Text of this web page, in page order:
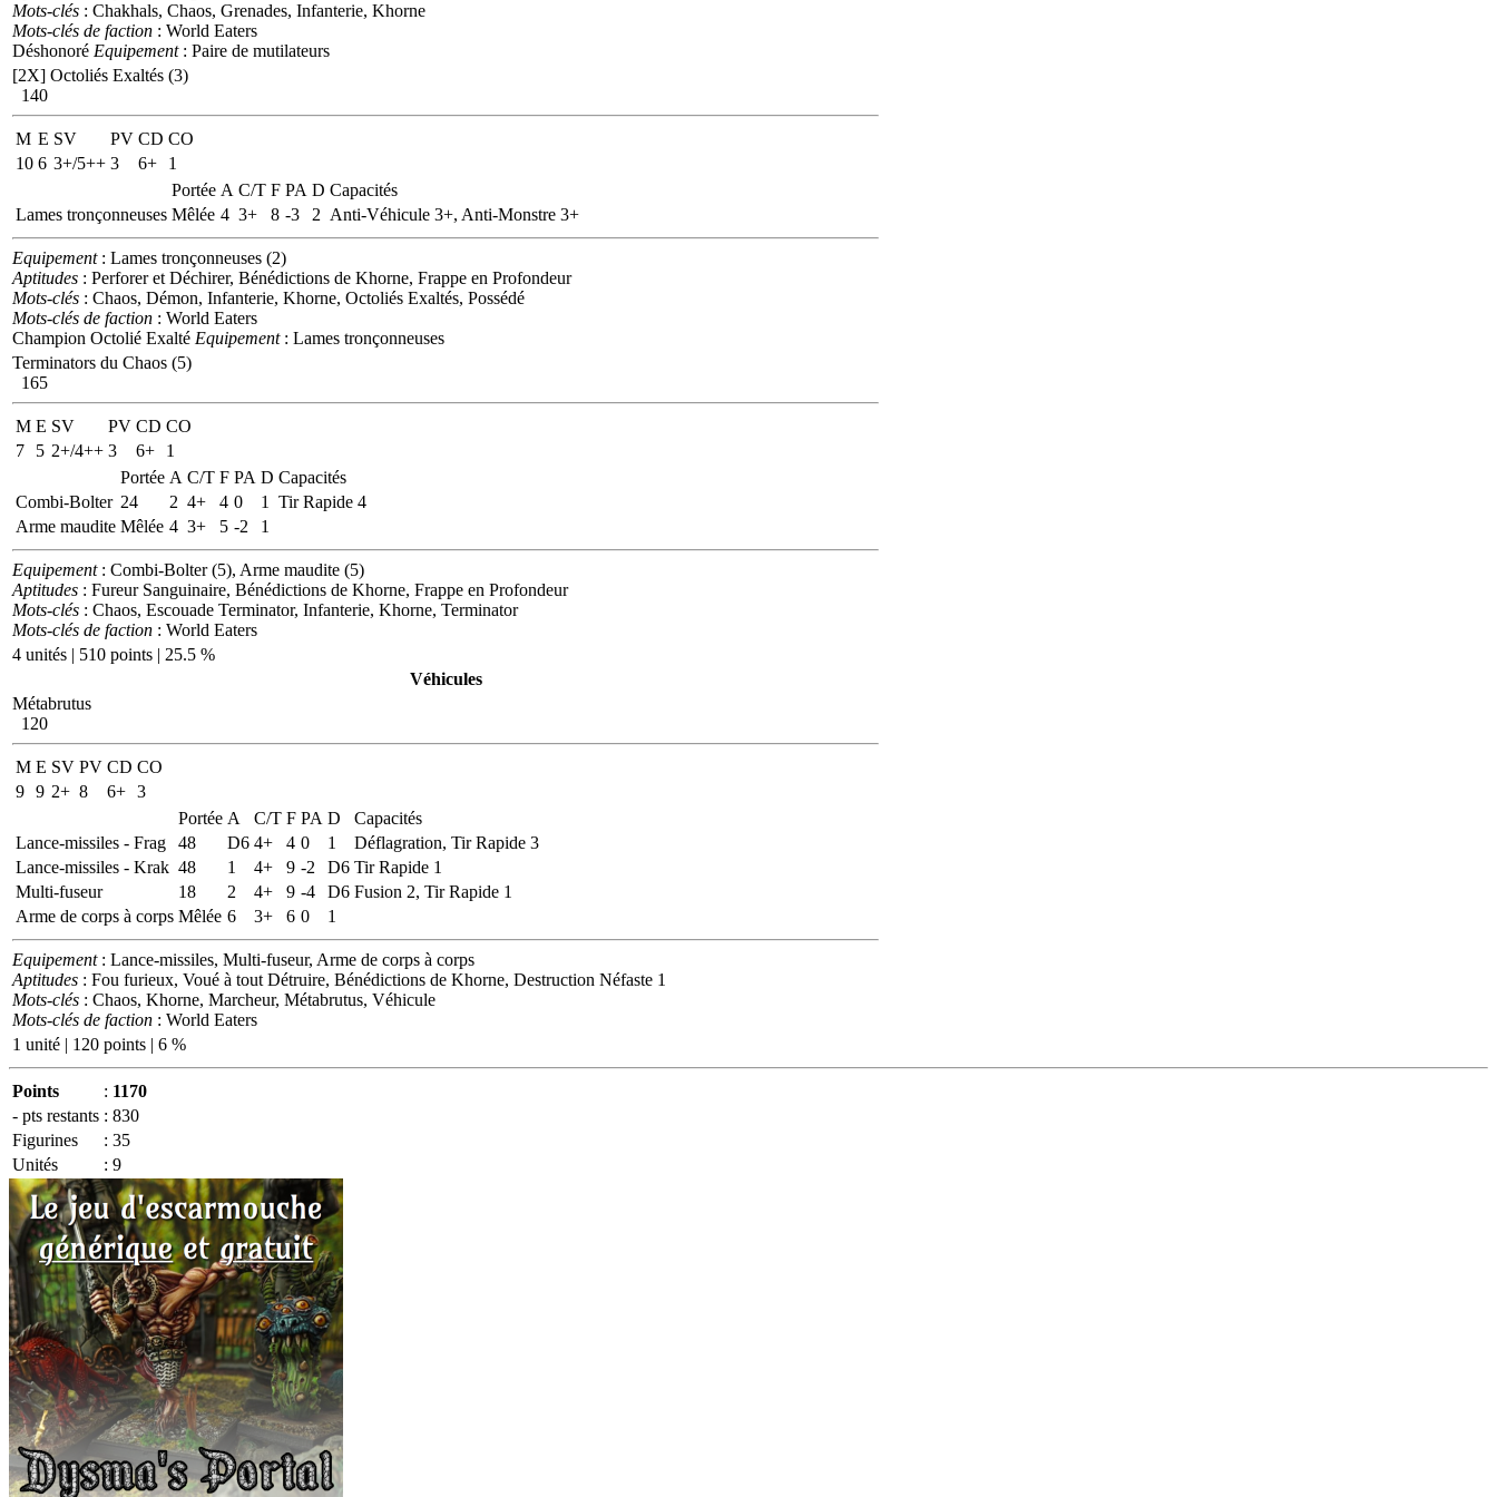
Mots-clés : Chakhals, Chaos, Grenades, Infanterie, Khorne
Mots-clés de faction : World Eaters
Déshonoré Equipement: Paire de mutilateurs
[2X] Octoliés Exaltés (3)
140
M E SV PV CD CO
10 6 3+/5++ 3 6+
1
Portée A C/T F PA D Capacités
Lames tronçonneuses Mêlée 4 3+ 8 -3 2 Anti-Véhicule 3+, Anti-Monstre 3+
Equipement: Lames tronçonneuses (2)
Aptitudes : Perforer et Déchirer, Bénédictions de Khorne, Frappe en Profondeur
Mots-clés : Chaos, Démon, Infanterie, Khorne, Octoliés Exaltés, Possédé
Mots-clés de faction : World Eaters
Champion Octolié Exalté Equipement: Lames tronçonneuses
Terminators du Chaos (5)
165
M E SV PV CD CO
7
5 2+/4++ 3 6+
1
Portée A C/T F PA D Capacités
Combi-Bolter 24 2 4+ 4 0 1
Tir Rapide 4
Arme maudite Mêlée 4 3+ 5 -2 1
Equipement: Combi-Bolter (5), Arme maudite (5)
Aptitudes : Fureur Sanguinaire, Bénédictions de Khorne, Frappe en Profondeur
Mots-clés : Chaos, Escouade Terminator, Infanterie, Khorne, Terminator
Mots-clés de faction : World Eaters
4 unités | 510 points | 25.5 %
Véhicules
Métabrutus
120
M E SV PV CD CO
9 9 2+ 8 6+ 3
Portée A C/T F PA D
Capacités
Lance-missiles - Frag
48 D6 4+ 4 0 1
Déflagration, Tir Rapide 3
Lance-missiles - Krak 48 1 4+ 9 -2 D6 Tir Rapide 1
Multi-fuseur
18 2 4+ 9 -4 D6 Fusion 2, Tir Rapide 1
Arme de corps à corps Mêlée 6 3+ 6 0 1
Equipement: Lance-missiles, Multi-fuseur, Arme de corps à corps
Aptitudes : Fou furieux, Voué à tout Détruire, Bénédictions de Khorne, Destruction Néfaste 1
Mots-clés : Chaos, Khorne, Marcheur, Métabrutus, Véhicule
Mots-clés de faction : World Eaters
1 unité | 120 points | 6 %
Points : 1170
- pts restants : 830
Figurines
: 35
Unités
: 9